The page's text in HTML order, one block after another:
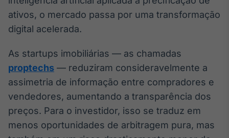
ativos, o mercado passa por uma transformação
digital acelerada.
As startups imobiliárias — as chamadas
proptechs — reduziram consideravelmente a
assimetria de informação entre compradores e
vendedores, aumentando a transparência dos
preços. Para o investidor, isso se traduz em
menos oportunidades de arbitragem pura, mas